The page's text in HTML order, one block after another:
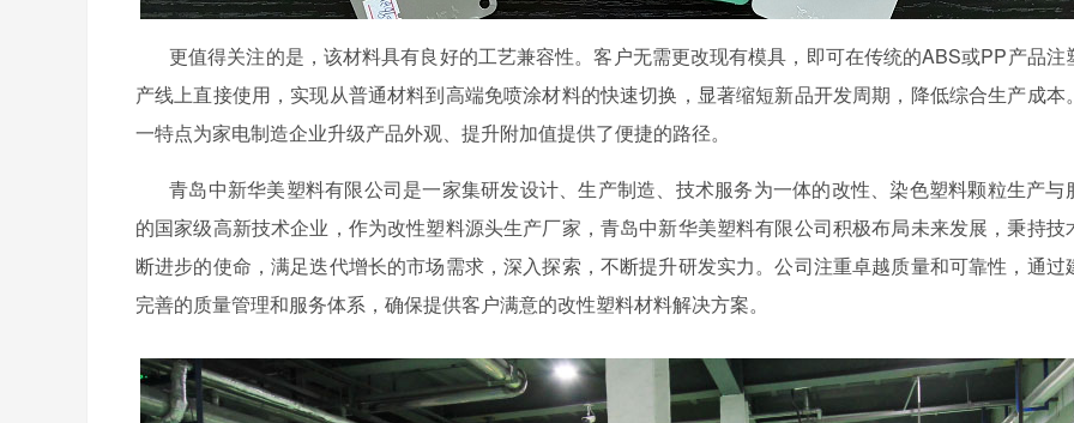
更值得关注的是，该材料具有良好的工艺兼容性。客户无需更改现有模具，即可在传统的ABS或PP产品注
产线上直接使用，实现从普通材料到高端免喷涂材料的快速切换，显著缩短新品开发周期，降低综合生产成本
一特点为家电制造企业升级产品外观、提升附加值提供了便捷的路径。
青岛中新华美塑料有限公司是一家集研发设计、生产制造、技术服务为一体的改性、染色塑料颗粒生产与
的国家级高新技术企业，作为改性塑料源头生产厂家，青岛中新华美塑料有限公司积极布局未来发展，秉持技
断进步的使命，满足迭代增长的市场需求，深入探索，不断提升研发实力。公司注重卓越质量和可靠性，通过
完善的质量管理和服务体系，确保提供客户满意的改性塑料材料解决方案。